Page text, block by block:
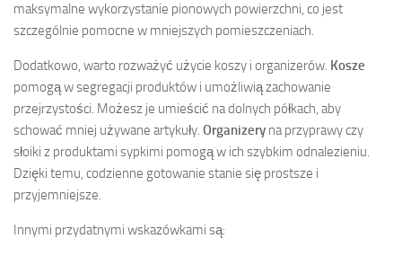
maksymalne wykorzystanie pionowych powierzchni, co jest
szczególnie pomocne w mniejszych pomieszczeniach.
Dodatkowo, warto rozważyć użycie koszy i organizerów. Kosze
pomogą w segregacji produktów i umożliwią zachowanie
przejrzystości. Możesz je umieścić na dolnych półkach, aby
schować mniej używane artykuły. Organizery na przyprawy czy
słoiki z produktami sypkimi pomogą w ich szybkim odnalezieniu.
Dzięki temu, codzienne gotowanie stanie się prostsze i
przyjemniejsze.
Innymi przydatnymi wskazówkami są: